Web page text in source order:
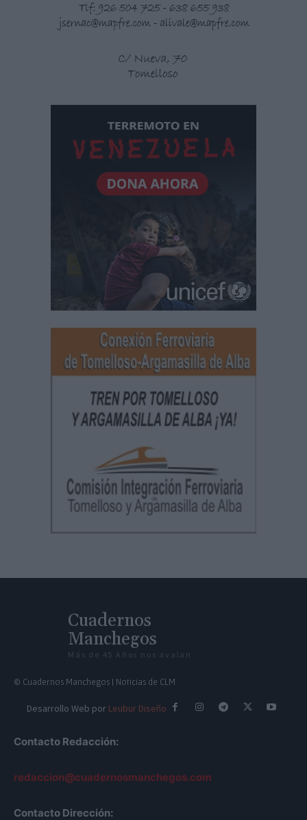
Cuadernos
Manchegos
Más de 45 Años nos avalan
© Cuadernos Manchegos | Noticias de CLM
Desarrollo Web por Leubur Diseño
Contacto Redacción:
redaccion@cuadernosmanchegos.com
Contacto Dirección: